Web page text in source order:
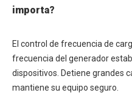
importa?
El control de frecuencia de
frecuencia del generador
dispositivos. Detiene grandes
mantiene su equipo seguro.